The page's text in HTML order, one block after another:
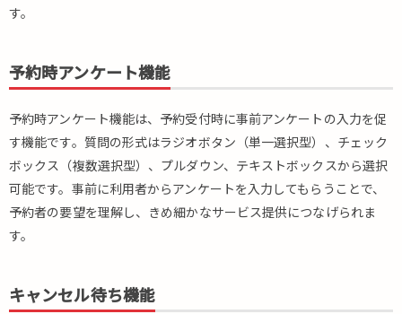
す。
予約時アンケート機能
予約時アンケート機能は、予約受付時に事前アンケートの入力を促
す機能です。質問の形式はラジオボタン（単一選択型）、チェック
ボックス（複数選択型）、プルダウン、テキストボックスから選択
可能です。事前に利用者からアンケートを入力してもらうことで、
予約者の要望を理解し、きめ細かなサービス提供につなげられま
す。
キャンセル待ち機能